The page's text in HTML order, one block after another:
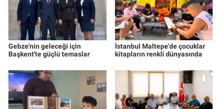
Gebze'nin geleceği için
Başkent'te güçlü temaslar
İstanbul Maltepe'de çocuklar
kitapların renkli dünyasında